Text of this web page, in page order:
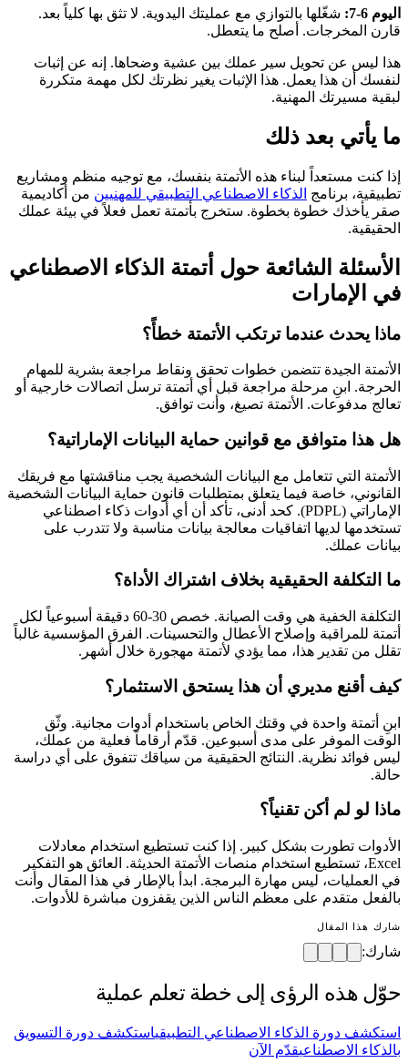
اليوم 6-7:
شغّلها بالتوازي مع عمليتك اليدوية. لا تثق بها كلياً بعد.
قارن المخرجات. أصلح ما يتعطل.
هذا ليس عن تحويل سير عملك بين عشية وضحاها. إنه عن إثبات
لنفسك أن هذا يعمل. هذا الإثبات يغير نظرتك لكل مهمة متكررة
لبقية مسيرتك المهنية.
ما يأتي بعد ذلك
إذا كنت مستعداً لبناء هذه الأتمتة بنفسك، مع توجيه منظم ومشاريع
تطبيقية، برنامج الذكاء الاصطناعي التطبيقي للمهنيين من أكاديمية
صقر يأخذك خطوة بخطوة. ستخرج بأتمتة تعمل فعلاً في بيئة عملك
الحقيقية.
الأسئلة الشائعة حول أتمتة الذكاء الاصطناعي
في الإمارات
ماذا يحدث عندما ترتكب الأتمتة خطأً؟
الأتمتة الجيدة تتضمن خطوات تحقق ونقاط مراجعة بشرية للمهام
الحرجة. ابنِ مرحلة مراجعة قبل أي أتمتة ترسل اتصالات خارجية أو
تعالج مدفوعات. الأتمتة تصيغ، وأنت توافق.
هل هذا متوافق مع قوانين حماية البيانات الإماراتية؟
الأتمتة التي تتعامل مع البيانات الشخصية يجب مناقشتها مع فريقك
القانوني، خاصة فيما يتعلق بمتطلبات قانون حماية البيانات الشخصية
الإماراتي (PDPL). كحد أدنى، تأكد أن أي أدوات ذكاء اصطناعي
تستخدمها لديها اتفاقيات معالجة بيانات مناسبة ولا تتدرب على
بيانات عملك.
ما التكلفة الحقيقية بخلاف اشتراك الأداة؟
التكلفة الخفية هي وقت الصيانة. خصص 30-60 دقيقة أسبوعياً لكل
أتمتة للمراقبة وإصلاح الأعطال والتحسينات. الفرق المؤسسية غالباً
تقلل من تقدير هذا، مما يؤدي لأتمتة مهجورة خلال أشهر.
كيف أقنع مديري أن هذا يستحق الاستثمار؟
ابنِ أتمتة واحدة في وقتك الخاص باستخدام أدوات مجانية. وثّق
الوقت الموفر على مدى أسبوعين. قدّم أرقاماً فعلية من عملك،
ليس فوائد نظرية. النتائج الحقيقية من سياقك تتفوق على أي دراسة
حالة.
ماذا لو لم أكن تقنياً؟
الأدوات تطورت بشكل كبير. إذا كنت تستطيع استخدام معادلات
Excel، تستطيع استخدام منصات الأتمتة الحديثة. العائق هو التفكير
في العمليات، ليس مهارة البرمجة. ابدأ بالإطار في هذا المقال وأنت
بالفعل متقدم على معظم الناس الذين يقفزون مباشرة للأدوات.
شارك هذا المقال
شارك:
حوّل هذه الرؤى إلى خطة تعلم عملية
استكشف دورة الذكاء الاصطناعي التطبيقياستكشف دورة التسويق
بالذكاء الاصطناعيقدّم الآن